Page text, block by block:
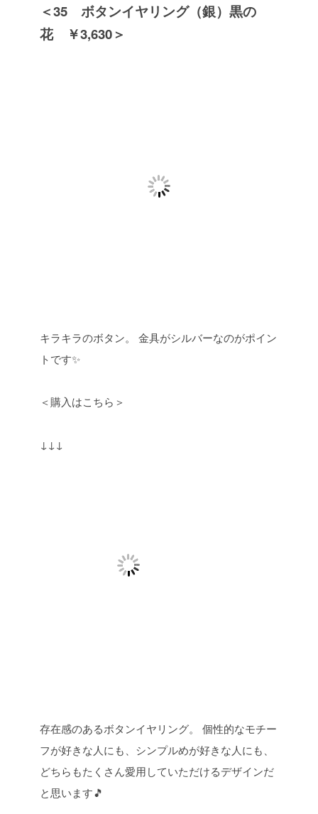
＜35 ボタンイヤリング（銀）黒の
花 ￥3,630＞
キラキラのボタン。
金具がシルバーなのがポイン
トです✨
＜購入はこちら＞
↓↓↓
存在感のあるボタンイヤリング。
個性的なモチー
フが好きな人にも、シンプルめが好きな人にも、
どちらもたくさん愛用していただけるデザインだ
と思います🎵